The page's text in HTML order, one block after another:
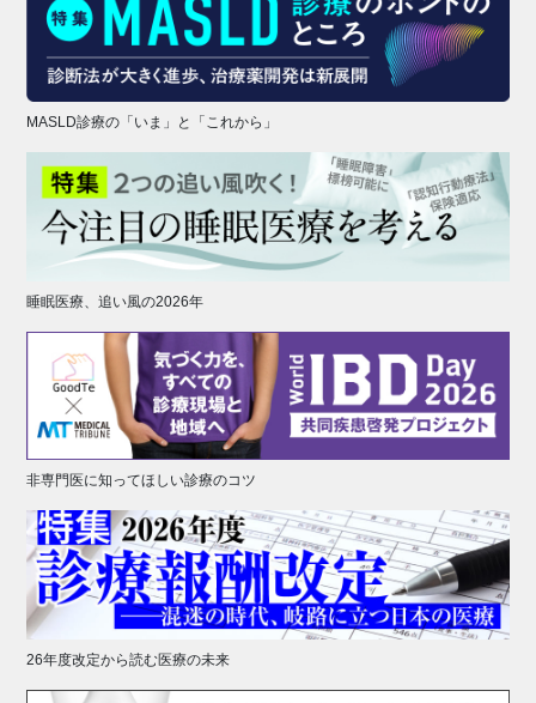
MASLD診療の「いま」と「これから」
睡眠医療、追い風の2026年
非専門医に知ってほしい診療のコツ
26年度改定から読む医療の未来